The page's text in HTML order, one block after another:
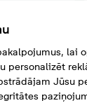
lai
personalizēt
Jūsu